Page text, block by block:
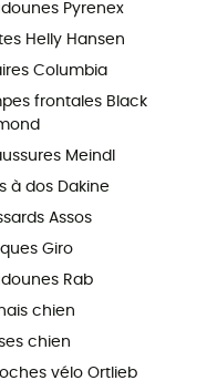
Pyrenex
Helly Hansen
Columbia
frontales Black
Meindl
à dos Dakine
Assos
Giro
Rab
chien
chien
vélo Ortlieb